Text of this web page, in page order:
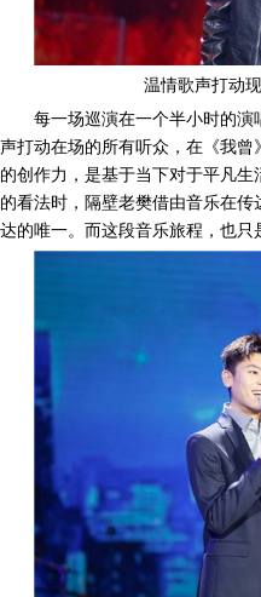
温情歌声打动
每一场巡演在一个半小时的
声打动在场的所有听众，在《我
的创作力，是基于当下对于平凡
的看法时，隔壁老樊借由音乐在
达的唯一。而这段音乐旅程，也只